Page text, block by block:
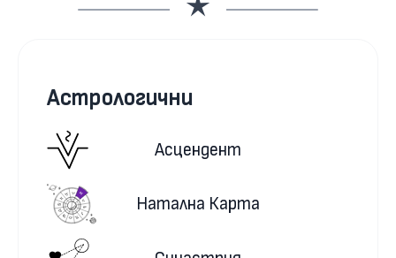
Астрологични
Асцендент
Натална Карта